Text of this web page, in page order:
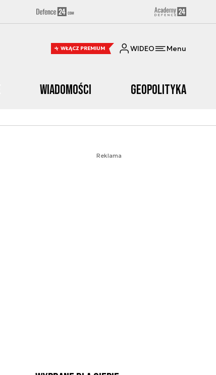
WŁĄCZ PREMIUM WIDEO Menu
Wiadomości Geopolityka
Reklama